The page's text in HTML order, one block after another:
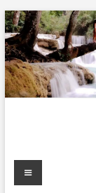
Zum
Inhalt
springen
Menü